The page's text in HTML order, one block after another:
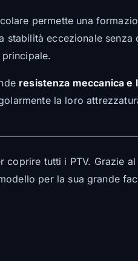
permette una
eccezionale
resistenza meccanica e
la loro
tutti i PTV. Grazie
per la sua grande